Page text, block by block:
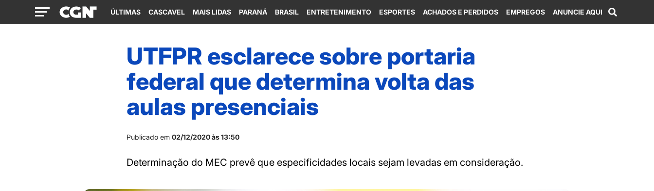
ÚLTIMAS CASCAVEL MAIS LIDAS PARANÁ BRASIL ENTRETENIMENTO ESPORTES ACHADOS E PERDIDOS EMPREGOS ANUNCIE AQUI
UTFPR esclarece sobre portaria
federal que determina volta das
aulas presenciais
Publicado em 02/12/2020 às 13:50
Determinação do MEC prevê que especificidades locais sejam levadas em consideração.